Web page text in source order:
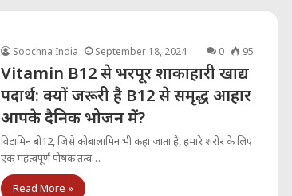
Soochna India September 18, 2024 0 95
Vitamin B12 से भरपूर शाकाहारी खाद्य
पदार्थ: क्यों जरूरी है B12 से समृद्ध आहार
आपके दैनिक भोजन में?
विटामिन बी12, जिसे कोबालामिन भी कहा जाता है, हमारे शरीर के लिए
एक महत्वपूर्ण पोषक तत्व…
Read More »